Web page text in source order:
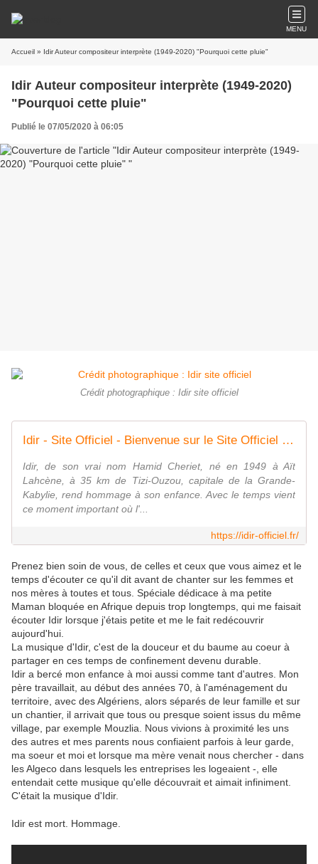
MENU
Accueil » Idir Auteur compositeur interprète (1949-2020) "Pourquoi cette pluie"
Idir Auteur compositeur interprète (1949-2020)
"Pourquoi cette pluie"
Publié le 07/05/2020 à 06:05
Crédit photographique : Idir site officiel
Idir - Site Officiel - Bienvenue sur le Site Officiel de Idir
Idir, de son vrai nom Hamid Cheriet, né en 1949 à Aït
Lahcène, à 35 km de Tizi-Ouzou, capitale de la Grande-
Kabylie, rend hommage à son enfance. Avec le temps vient
ce moment important où l'...
https://idir-officiel.fr/
Prenez bien soin de vous, de celles et ceux que vous aimez et le
temps d'écouter ce qu'il dit avant de chanter sur les femmes et
nos mères à toutes et tous. Spéciale dédicace à ma petite
Maman bloquée en Afrique depuis trop longtemps, qui me faisait
écouter Idir lorsque j'étais petite et me le fait redécouvrir
aujourd'hui.
La musique d'Idir, c'est de la douceur et du baume au coeur à
partager en ces temps de confinement devenu durable.
Idir a bercé mon enfance à moi aussi comme tant d'autres. Mon
père travaillait, au début des années 70, à l'aménagement du
territoire, avec des Algériens, alors séparés de leur famille et sur
un chantier, il arrivait que tous ou presque soient issus du même
village, par exemple Mouzlia. Nous vivions à proximité les uns
des autres et mes parents nous confiaient parfois à leur garde,
ma soeur et moi et lorsque ma mère venait nous chercher - dans
les Algeco dans lesquels les entreprises les logeaient -, elle
entendait cette musique qu'elle découvrait et aimait infiniment.
C'était la musique d'Idir.
Idir est mort. Hommage.